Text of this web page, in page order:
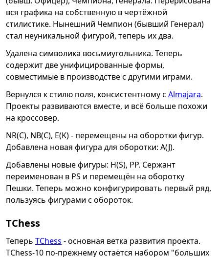
вся графика на собственную в чертёжной
стилистике. Нынешний Чемпион (бывший Генерал)
стал неуникальной фигурой, теперь их два.
Удалена символика восьмиугольника. Теперь
содержит две унифицированные формы,
совместимые в производстве с другими играми.
Вернулся к стилю поля, консистентному с Almajara.
Проекты развиваются вместе, и всё больше похожи
на кроссовер.
NR(C), NB(C), E(K) - перемещены на оборотки фигур.
Добавлена новая фигура для оборотки: A(J).
Добавлены новые фигуры: H(S), PP. Сержант
переименован в PS и перемещён на оборотку
Пешки. Теперь можно конфигурировать первый ряд,
пользуясь фигурами с обороток.
TChess
Теперь TChess - основная ветка развития проекта.
TChess-10 по-прежнему остаётся набором "больших